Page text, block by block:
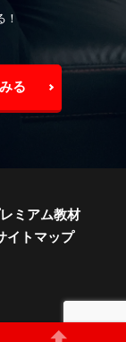
る
ミアム教材
イトマップ